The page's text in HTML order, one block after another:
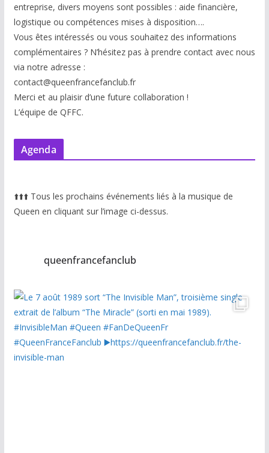
entreprise, divers moyens sont possibles : aide financière,
logistique ou compétences mises à disposition….
Vous êtes intéressés ou vous souhaitez des informations
complémentaires ? N’hésitez pas à prendre contact avec nous
via notre adresse :
contact@queenfrancefanclub.fr
Merci et au plaisir d’une future collaboration !
L’équipe de QFFC.
Agenda
⬆️⬆️⬆️ Tous les prochains événements liés à la musique de
Queen en cliquant sur l’image ci-dessus.
queenfrancefanclub